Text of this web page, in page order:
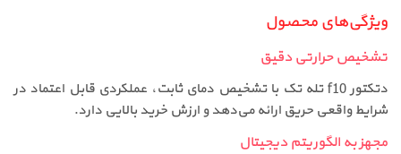
ویژگی‌های محصول
تشخیص حرارتی دقیق
دتکتور f10 تله تک با تشخیص دمای ثابت، عملکردی قابل اعتماد در
شرایط واقعی حریق ارائه می‌دهد و ارزش خرید بالایی دارد.
مجهز به الگوریتم دیجیتال